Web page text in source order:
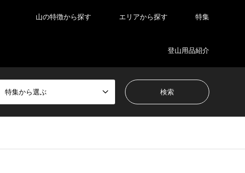
山の特徴から探す エリアから探す 特集
登山用品紹介
特集から選ぶ